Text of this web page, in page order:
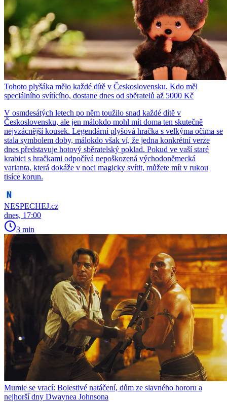
Tohoto plyšáka mělo každé dítě v Československu. Kdo měl
speciálního svítícího, dostane dnes od sběratelů až 5000 Kč
V osmdesátých letech po něm toužilo snad každé dítě v
Československu, ale jen málokdo mohl mít doma ten skutečně
nejvzácnější kousek. Legendární plyšová hračka s velkýma očima se
stala symbolem doby, málokdo však ví, že jedna konkrétní verze
dnes představuje hotový sběratelský poklad. Pokud ve vaší staré
krabici s hračkami odpočívá nepoškozená východoněmecká
varianta, která dokáže v noci magicky svítit, můžete mít v rukou
tisíce korun.
NESPECHEJ.cz
dnes, 17:00
3 min
Mumie se vrací: Bolestivé natáčení, dům ze slavného hororu a
nejhorší dny Dwaynea Johnsona